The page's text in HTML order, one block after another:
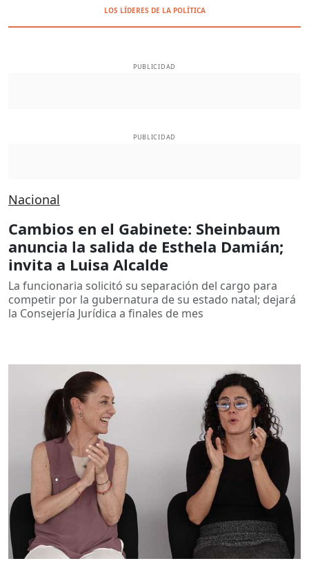
LOS LÍDERES DE LA POLÍTICA
PUBLICIDAD
PUBLICIDAD
Nacional
Cambios en el Gabinete: Sheinbaum
anuncia la salida de Esthela Damián;
invita a Luisa Alcalde
La funcionaria solicitó su separación del cargo para
competir por la gubernatura de su estado natal; dejará
la Consejería Jurídica a finales de mes